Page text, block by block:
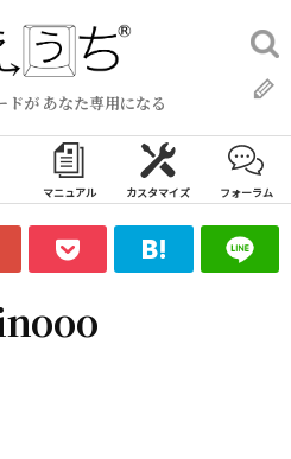
ドが あなた専用になる
検
索:
マニュアル カスタマイズ フォーラム